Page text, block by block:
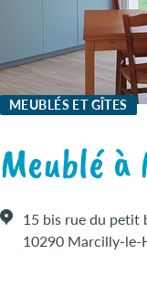
MEUBLÉS ET GÎTES
Meublé
15 bis rue du petit
10290 Marcilly-le-